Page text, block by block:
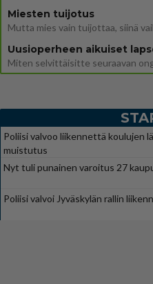
Miesten tuijotus
Poliisi valvoo liikennettä koulujen
muistutus
Nyt tuli punainen varoitus 27
Poliisi valvoi Jyväskylän rallin